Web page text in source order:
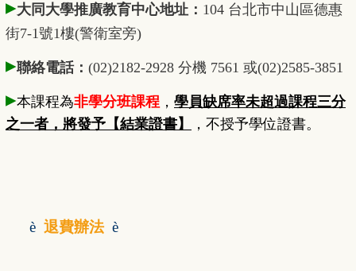
▸大同大學推廣教育中心地址： 104 台北市中山區德惠
街7-1號1樓(警衛室旁)
▸聯絡電話： (02)2182-2928 分機 7561 或(02)2585-3851
▸本課程為非學分班課程 ， 學員缺席率未超過課程三分
之一者，將發予【結業證書】
，不授予學位證書。
è 退費辦法 è